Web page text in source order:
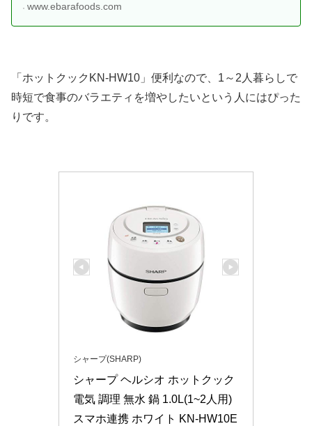
www.ebarafoods.com
「ホットクックKN-HW10」便利なので、1～2人暮らしで
時短で食事のバラエティを増やしたいという人にはぴった
りです。
シャープ(SHARP)
シャープ ヘルシオ ホットクック
電気 調理 無水 鍋 1.0L(1~2人用)
スマホ連携 ホワイト KN-HW10E